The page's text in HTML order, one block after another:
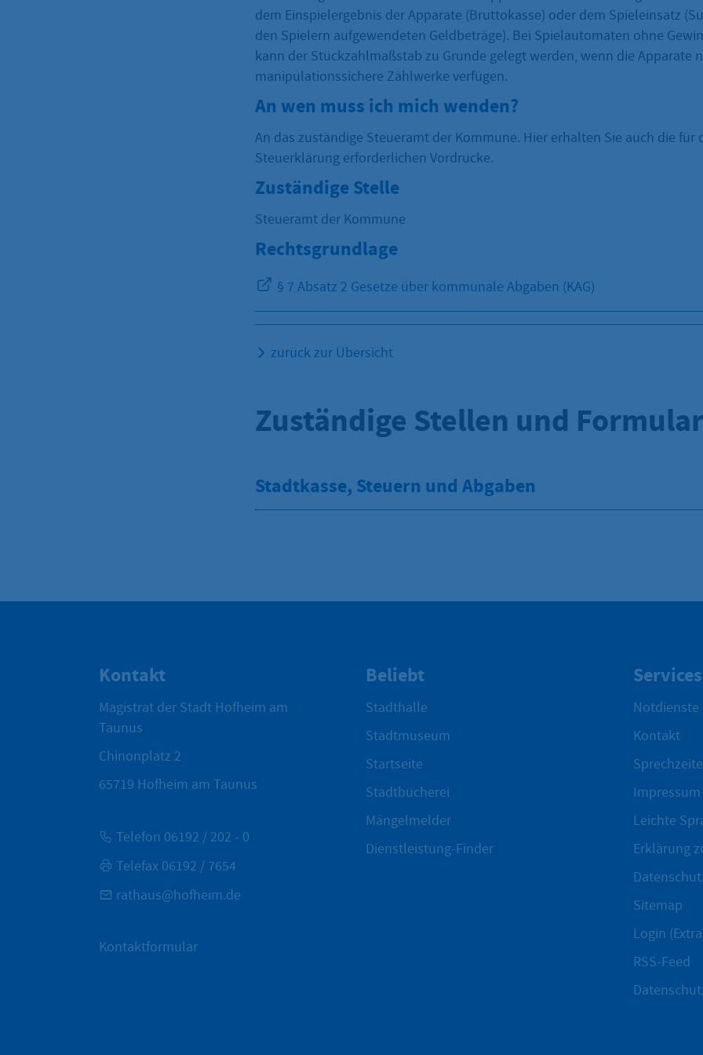
dem Einspielergebnis der Apparate (Bruttokasse) oder dem Spieleinsatz
den Spielern aufgewendeten Geldbeträge). Bei Spielautomaten ohne
kann der Stückzahlmaßstab zu Grunde gelegt werden, wenn die Apparate
manipulationssichere Zählwerke verfügen.
An wen muss ich mich wenden?
An das zuständige Steueramt der Kommune. Hier erhalten Sie auch die für
Steuerklärung erforderlichen Vordrucke.
Zuständige Stelle
Steueramt der Kommune
Rechtsgrundlage
§ 7 Absatz 2 Gesetze über kommunale Abgaben (KAG)
zurück zur Übersicht
Zuständige Stellen und
Stadtkasse, Steuern und Abgaben
Kontakt
Magistrat der Stadt Hofheim am
Taunus
Chinonplatz 2
65719 Hofheim am Taunus
Telefon 06192 / 202 - 0
Telefax 06192 / 7654
rathaus@hofheim.de
Kontaktformular
Beliebt
Stadthalle
Stadtmuseum
Startseite
Stadtbücherei
Mängelmelder
Dienstleistung-Finder
Services
Notdienste
Kontakt
Impressum
Leichte
Erklärung
Sitemap
Login
RSS-Feed